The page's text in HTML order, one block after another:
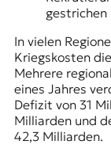
gestrichen
In vielen
Kriegskosten
Mehrere
eines Jahres
Defizit von 31
Milliarden und
42,3 Milliarden.